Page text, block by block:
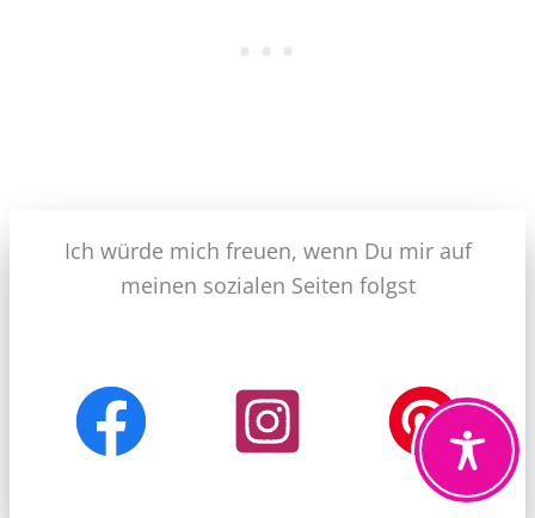
Ich würde mich freuen, wenn Du mir auf
meinen sozialen Seiten folgst